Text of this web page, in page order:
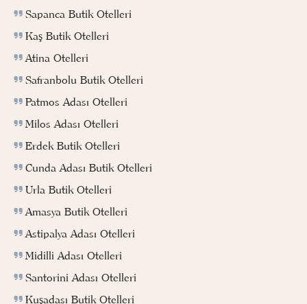
Sapanca Butik Otelleri
Kaş Butik Otelleri
Atina Otelleri
Safranbolu Butik Otelleri
Patmos Adası Otelleri
Milos Adası Otelleri
Erdek Butik Otelleri
Cunda Adası Butik Otelleri
Urla Butik Otelleri
Amasya Butik Otelleri
Astipalya Adası Otelleri
Midilli Adası Otelleri
Santorini Adası Otelleri
Kuşadası Butik Otelleri